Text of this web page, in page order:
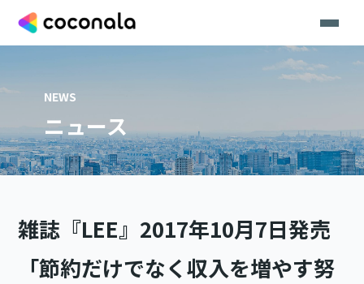
NEWS
ニュース
雑誌『LEE』2017年10月7日発売
「節約だけでなく収入を増やす努